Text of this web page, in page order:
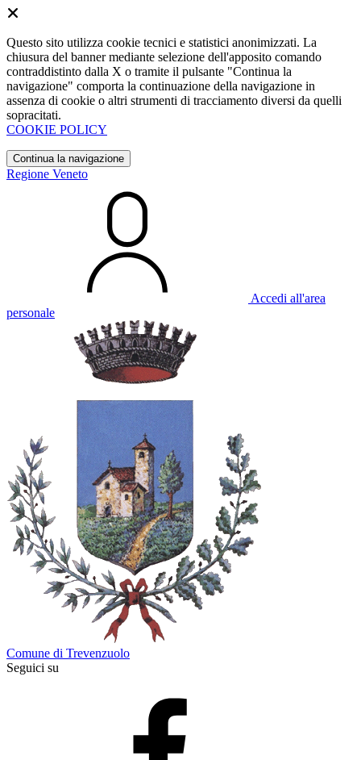
Questo sito utilizza cookie tecnici e statistici anonimizzati. La
chiusura del banner mediante selezione dell'apposito comando
contraddistinto dalla X o tramite il pulsante "Continua la
navigazione" comporta la continuazione della navigazione in
assenza di cookie o altri strumenti di tracciamento diversi da quelli
sopracitati.
COOKIE POLICY
Continua la navigazione
Regione Veneto
Accedi all'area
personale
Comune di Trevenzuolo
Seguici su